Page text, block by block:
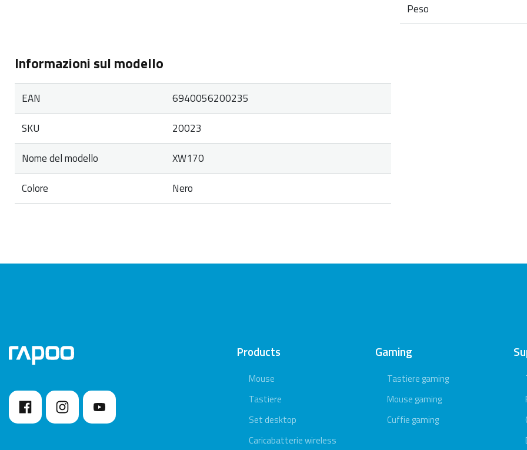
Peso
Informazioni sul modello
EAN
6940056200235
SKU
20023
Nome del modello
XW170
Colore
Nero
Products
Mouse
Tastiere
Set desktop
Caricabatterie wireless
Gaming
Tastiere gaming
Mouse gaming
Cuffie gaming